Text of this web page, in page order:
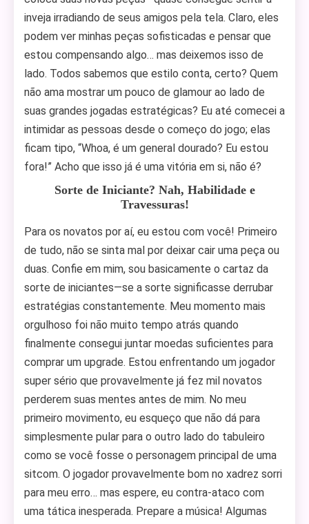
inveja irradiando de seus amigos pela tela. Claro, eles
podem ver minhas peças sofisticadas e pensar que
estou compensando algo… mas deixemos isso de
lado. Todos sabemos que estilo conta, certo? Quem
não ama mostrar um pouco de glamour ao lado de
suas grandes jogadas estratégicas? Eu até comecei a
intimidar as pessoas desde o começo do jogo; elas
ficam tipo, “Whoa, é um general dourado? Eu estou
fora!” Acho que isso já é uma vitória em si, não é?
Sorte de Iniciante? Nah, Habilidade e
Travessuras!
Para os novatos por aí, eu estou com você! Primeiro
de tudo, não se sinta mal por deixar cair uma peça ou
duas. Confie em mim, sou basicamente o cartaz da
sorte de iniciantes—se a sorte significasse derrubar
estratégias constantemente. Meu momento mais
orgulhoso foi não muito tempo atrás quando
finalmente consegui juntar moedas suficientes para
comprar um upgrade. Estou enfrentando um jogador
super sério que provavelmente já fez mil novatos
perderem suas mentes antes de mim. No meu
primeiro movimento, eu esqueço que não dá para
simplesmente pular para o outro lado do tabuleiro
como se você fosse o personagem principal de uma
sitcom. O jogador provavelmente bom no xadrez sorri
para meu erro… mas espere, eu contra-ataco com
uma tática inesperada. Prepare a música! Algumas